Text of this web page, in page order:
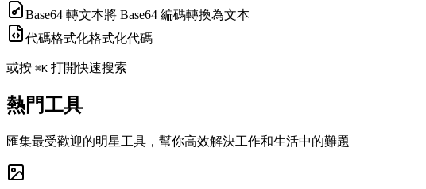
Base64 轉文本將 Base64 編碼轉換為文本
代碼格式化格式化代碼
或按 ⌘K 打開快速搜索
熱門工具
匯集最受歡迎的明星工具，幫你高效解決工作和生活中的難題